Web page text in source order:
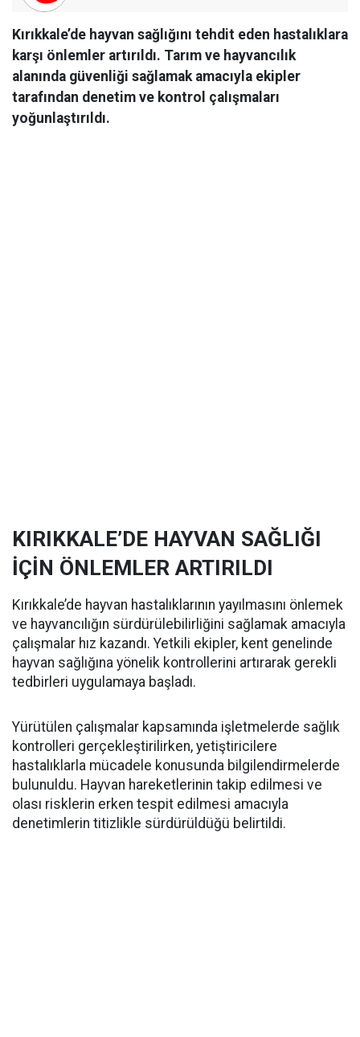
Kırıkkale’de hayvan sağlığını tehdit eden hastalıklara
karşı önlemler artırıldı. Tarım ve hayvancılık
alanında güvenliği sağlamak amacıyla ekipler
tarafından denetim ve kontrol çalışmaları
yoğunlaştırıldı.
KIRIKKALE’DE HAYVAN SAĞLIĞI
İÇİN ÖNLEMLER ARTIRILDI
Kırıkkale’de hayvan hastalıklarının yayılmasını önlemek
ve hayvancılığın sürdürülebilirliğini sağlamak amacıyla
çalışmalar hız kazandı. Yetkili ekipler, kent genelinde
hayvan sağlığına yönelik kontrollerini artırarak gerekli
tedbirleri uygulamaya başladı.
Yürütülen çalışmalar kapsamında işletmelerde sağlık
kontrolleri gerçekleştirilirken, yetiştiricilere
hastalıklarla mücadele konusunda bilgilendirmelerde
bulunuldu. Hayvan hareketlerinin takip edilmesi ve
olası risklerin erken tespit edilmesi amacıyla
denetimlerin titizlikle sürdürüldüğü belirtildi.